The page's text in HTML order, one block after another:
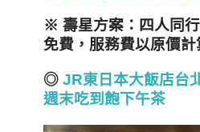
※ 壽星方案：四人同
免費，服務費以原價計
◎ JR東日本大飯店台
週末吃到飽下午茶